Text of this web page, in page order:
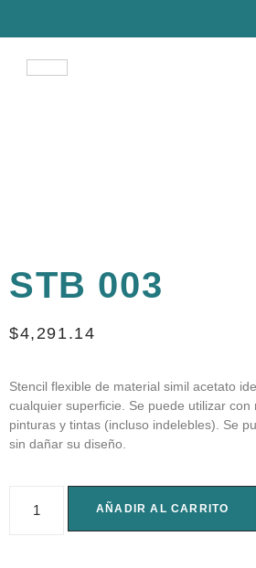
STB 003
$4,291.14
Stencil flexible de material simil acetato
cualquier superficie. Se puede utilizar con
pinturas y tintas (incluso indelebles). Se
sin dañar su diseño.
AÑADIR AL CARRITO